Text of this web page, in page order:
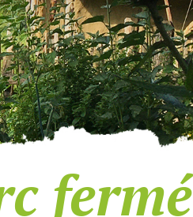
fermé